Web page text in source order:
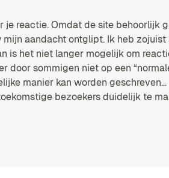
je reactie. Omdat de site behoorlijk
aandacht ontglipt. Ik heb zojuist
is het niet langer mogelijk om
door sommigen niet op een
manier kan worden
bezoekers duidelijk te